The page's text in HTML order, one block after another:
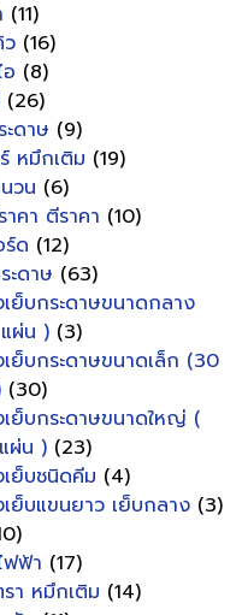
(11)
ว (16)
(8)
(26)
ดาษ (9)
หมึกเติม (19)
วน (6)
คา ตีราคา (10)
ร์ด (12)
ะดาษ (63)
เย็บกระดาษขนาดกลาง
ผ่น ) (3)
เย็บกระดาษขนาดเล็ก (30
(30)
เย็บกระดาษขนาดใหญ่ (
ผ่น ) (23)
เย็บชนิดคีม (4)
เย็บแขนยาว เย็บกลาง (3)
ฟฟ้า (17)
า หมึกเติม (14)